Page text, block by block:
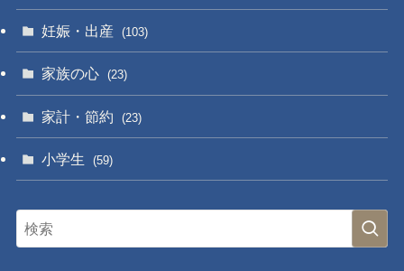
妊娠・出産 (103)
家族の心 (23)
家計・節約 (23)
小学生 (59)